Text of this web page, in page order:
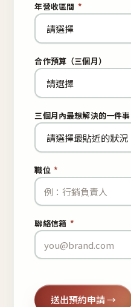
年營收區間 *
合作預算（三個月）
三個月內最想解決的一件事
職位 *
聯絡信箱 *
送出預約申請 →